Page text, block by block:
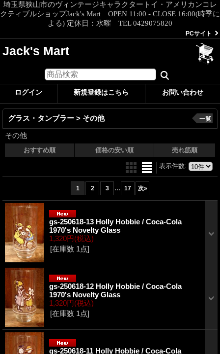
埼玉県狭山市のヴィンテージキャラクタートイ・アメリカンコレ
クティブルショップJack's Mart OPEN 11:00 - CLOSE 16:00(時季に
よる) 定休日：水曜 TEL 0429075820
PCサイト
Jack's Mart
ログイン 新規登録はこちら お問い合わせ
グラス・タンブラー > その他
その他
一覧
おすすめ順 価格の安い順 売れ筋順
表示件数:
1 2 3 ... 17 次»
gs-250618-13 Holly Hobbie / Coca-Cola
1970's Novelty Glass
1,320円(税込)
[在庫数 1点]
gs-250618-12 Holly Hobbie / Coca-Cola
1970's Novelty Glass
1,320円(税込)
[在庫数 1点]
gs-250618-11 Holly Hobbie / Coca-Cola